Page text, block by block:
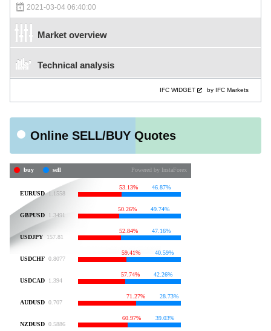
2021-03-04 06:40:00
Market overview
Technical analysis
IFC WIDGET by IFC Markets
Online SELL/BUY Quotes